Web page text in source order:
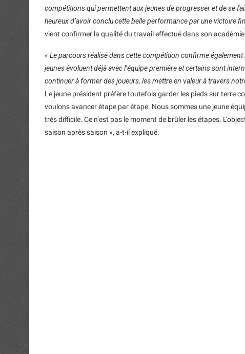
compétitions qui permettent aux jeunes de progresser et de se
heureux d’avoir conclu cette belle performance par une victoire
vient confirmer la qualité du travail effectué dans son académie.
« Le parcours réalisé dans cette compétition confirme
jeunes évoluent déjà avec l’équipe première et certains sont
continuer à former des joueurs, les mettre en valeur à travers
Le jeune président préfère toutefois garder les pieds sur terre
voulons avancer étape par étape. Nous sommes une jeune
très difficile. Ce n’est pas le moment de brûler les étapes.
saison après saison », a-t-il expliqué.